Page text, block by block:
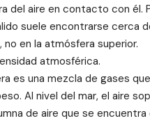
del aire en contacto con él.
suele encontrarse cerca
no en la atmósfera superior.
atmosférica.
es una mezcla de gases
Al nivel del mar, el aire
de aire que se encuentra